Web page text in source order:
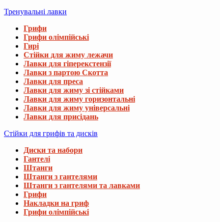
Тренувальні лавки
Грифи
Грифи олімпійські
Гирі
Стійки для жиму лежачи
Лавки для гіперекстензії
Лавки з партою Скотта
Лавки для преса
Лавки для жиму зі стійками
Лавки для жиму горизонтальні
Лавки для жиму універсальні
Лавки для присідань
Стійки для грифів та дисків
Диски та набори
Гантелі
Штанги
Штанги з гантелями
Штанги з гантелями та лавками
Грифи
Накладки на гриф
Грифи олімпійські